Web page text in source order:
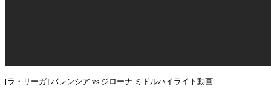
[ラ・リーガ] バレンシア vs ジローナ ミドルハイライト動画